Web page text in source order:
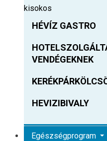
kisokos
HÉVÍZ GASTRO
VENDÉGEKNEK
HEVIZIBIVALY
Egészségprogram